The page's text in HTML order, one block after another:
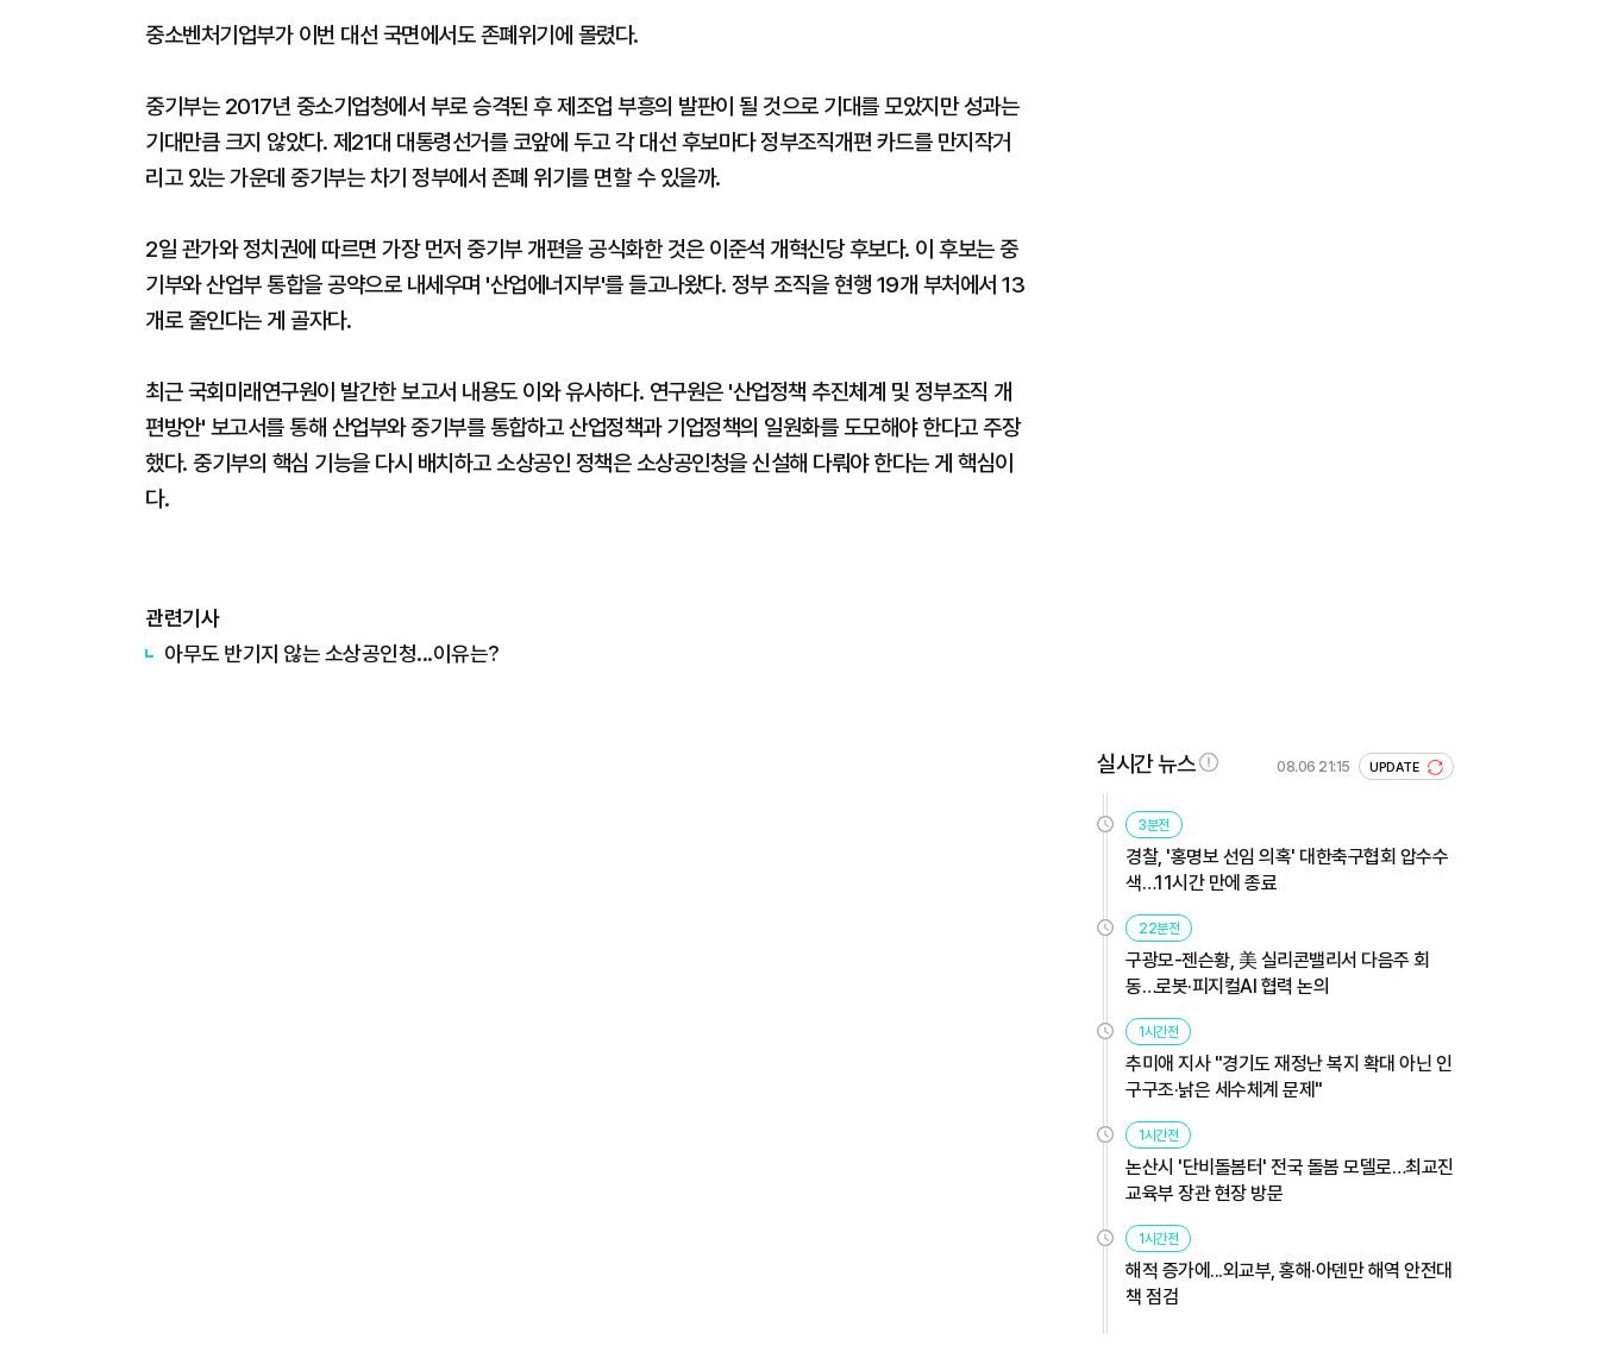
중소벤처기업부가 이번 대선 국면에서도 존폐위기에 몰렸다.
중기부는 2017년 중소기업청에서 부로 승격된 후 제조업 부흥의 발판이 될 것으로 기대를 모았지만 성과는
기대만큼 크지 않았다. 제21대 대통령선거를 코앞에 두고 각 대선 후보마다 정부조직개편 카드를 만지작거
리고 있는 가운데 중기부는 차기 정부에서 존폐 위기를 면할 수 있을까.
2일 관가와 정치권에 따르면 가장 먼저 중기부 개편을 공식화한 것은 이준석 개혁신당 후보다. 이 후보는 중
기부와 산업부 통합을 공약으로 내세우며 '산업에너지부'를 들고나왔다. 정부 조직을 현행 19개 부처에서 13
개로 줄인다는 게 골자다.
최근 국회미래연구원이 발간한 보고서 내용도 이와 유사하다. 연구원은 '산업정책 추진체계 및 정부조직 개
편방안' 보고서를 통해 산업부와 중기부를 통합하고 산업정책과 기업정책의 일원화를 도모해야 한다고 주장
했다. 중기부의 핵심 기능을 다시 배치하고 소상공인 정책은 소상공인청을 신설해 다뤄야 한다는 게 핵심이
다.
관련기사
아무도 반기지 않는 소상공인청...이유는?
실시간 뉴스 08.06 21:15 UPDATE
3분전
경찰, '홍명보 선임 의혹' 대한축구협회 압수수
색…11시간 만에 종료
22분전
구광모-젠슨황, 美 실리콘밸리서 다음주 회
동…로봇·피지컬AI 협력 논의
1시간전
추미애 지사 "경기도 재정난 복지 확대 아닌 인
구구조·낡은 세수체계 문제"
1시간전
논산시 '단비돌봄터' 전국 돌봄 모델로…최교진
교육부 장관 현장 방문
1시간전
해적 증가에...외교부, 홍해·아덴만 해역 안전대
책 점검